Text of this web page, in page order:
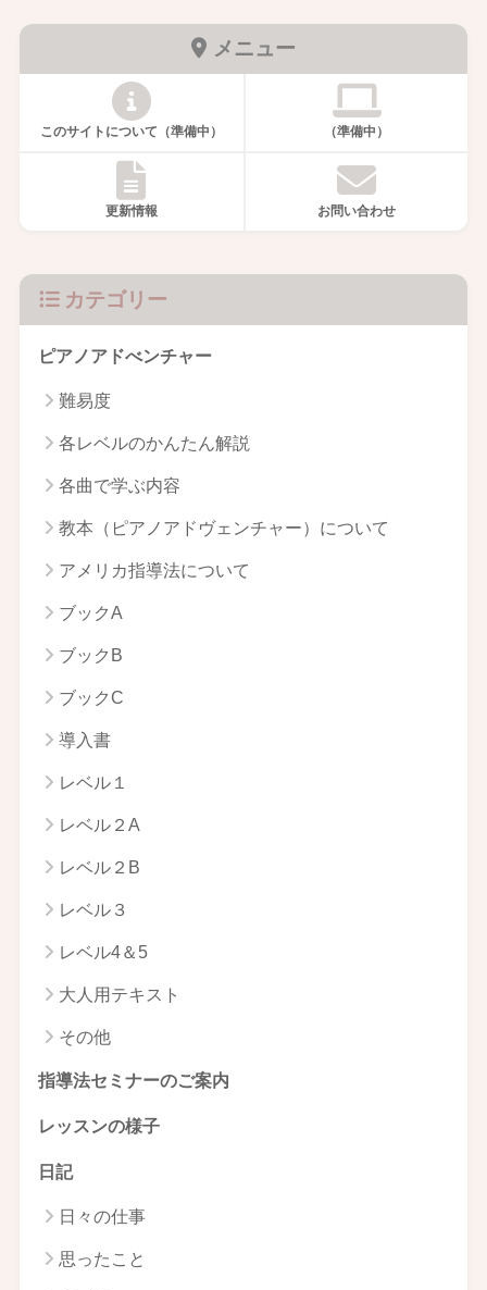
メニュー
このサイトについて（準備中） （準備中）
更新情報 お問い合わせ
カテゴリー
ピアノアドべンチャー
難易度
各レベルのかんたん解説
各曲で学ぶ内容
教本（ピアノアドヴェンチャー）について
アメリカ指導法について
ブックA
ブックB
ブックC
導入書
レベル１
レベル２A
レベル２B
レベル３
レベル4＆5
大人用テキスト
その他
指導法セミナーのご案内
レッスンの様子
日記
日々の仕事
思ったこと